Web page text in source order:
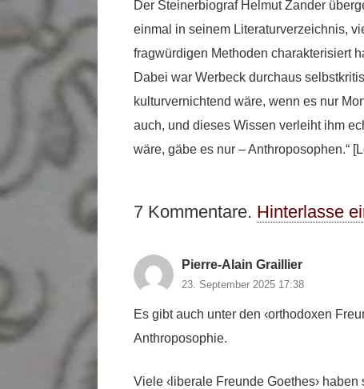
Der Steinerbiograf Helmut Zander
einmal in seinem Literaturverzeichnis,
fragwürdigen Methoden charakterisiert
Dabei war Werbeck durchaus
kulturvernichtend wäre, wenn es nur
auch, und dieses Wissen verleiht ihm
wäre, gäbe es nur – Anthroposophen.“
7 Kommentare. Hinterlasse
Pierre-Alain Graillier
23. September 2025 17:38
Es gibt auch unter den ‹orthodoxen
Anthroposophie.
Viele ‹liberale Freunde Goethes›